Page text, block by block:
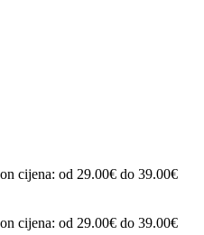
cijena: od 29.00€ do 39.00€
cijena: od 29.00€ do 39.00€